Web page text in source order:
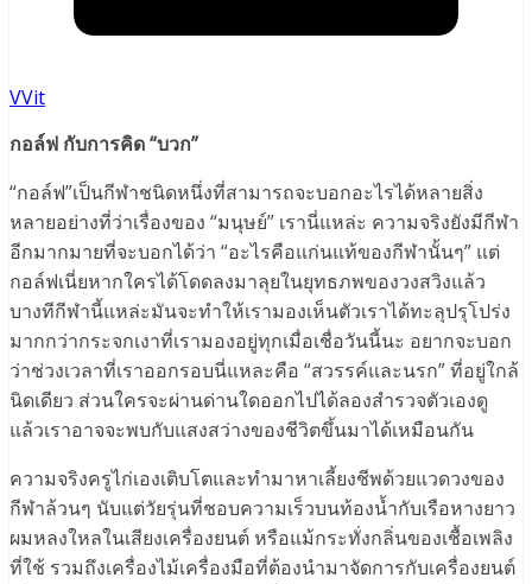
VVit
กอล์ฟ กับการคิด “บวก”
“กอล์ฟ”เป็นกีฬาชนิดหนึ่งที่สามารถจะบอกอะไรได้หลายสิ่ง
หลายอย่างที่ว่าเรื่องของ “มนุษย์” เรานี่แหล่ะ ความจริงยังมีกีฬา
อีกมากมายที่จะบอกได้ว่า “อะไรคือแก่นแท้ของกีฬานั้นๆ” แต่
กอล์ฟเนี่ยหากใครได้โดดลงมาลุยในยุทธภพของวงสวิงแล้ว
บางทีกีฬานี้แหล่ะมันจะทำให้เรามองเห็นตัวเราได้ทะลุปรุโปร่ง
มากกว่ากระจกเงาที่เรามองอยู่ทุกเมื่อเชื่อวันนี้นะ อยากจะบอก
ว่าช่วงเวลาที่เราออกรอบนี่แหละคือ “สวรรค์และนรก” ที่อยู่ใกล้
นิดเดียว ส่วนใครจะผ่านด่านใดออกไปได้ลองสำรวจตัวเองดู
แล้วเราอาจจะพบกับแสงสว่างของชีวิตขึ้นมาได้เหมือนกัน
ความจริงครูไก่เองเติบโตและทำมาหาเลี้ยงชีพด้วยแวดวงของ
กีฬาล้วนๆ นับแต่วัยรุ่นที่ชอบความเร็วบนท้องน้ำกับเรือหางยาว
ผมหลงใหลในเสียงเครื่องยนต์ หรือแม้กระทั่งกลิ่นของเชื้อเพลิง
ที่ใช้ รวมถึงเครื่องไม้เครื่องมือที่ต้องนำมาจัดการกับเครื่องยนต์